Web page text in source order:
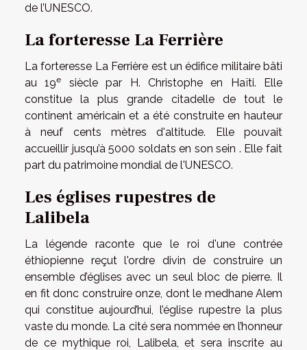
de l’UNESCO.
La forteresse La Ferrière
La forteresse La Ferrière est un édifice militaire bâti
au 19e
siècle par H. Christophe en Haïti. Elle
constitue la plus grande citadelle de tout le
continent américain et a été construite en hauteur
à neuf cents mètres d'altitude. Elle pouvait
accueillir jusqu’à 5000 soldats en son sein . Elle fait
part du patrimoine mondial de l'UNESCO.
Les églises rupestres de
Lalibela
La légende raconte que le roi d'une contrée
éthiopienne reçut l'ordre divin de construire un
ensemble d’églises avec un seul bloc de pierre. Il
en fit donc construire onze, dont le medhane Alem
qui constitue aujourd’hui, l’église rupestre la plus
vaste du monde. La cité sera nommée en l’honneur
de ce mythique roi, Lalibela, et sera inscrite au